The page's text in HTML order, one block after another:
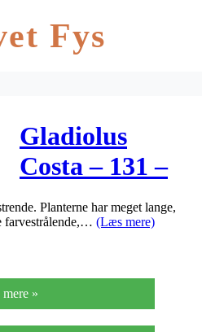
Fys
Gladiolus
Costa – 131 –
Gladiolus
Costa
Planterne har meget lange,
farvestrålende,… (Læs mere)
»